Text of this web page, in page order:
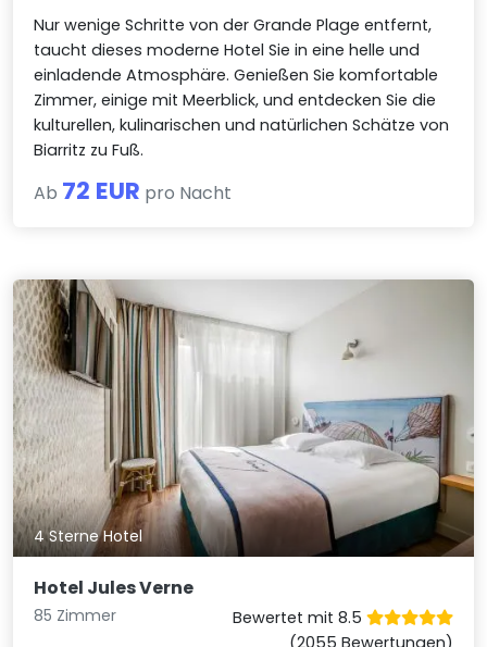
Nur wenige Schritte von der Grande Plage entfernt,
taucht dieses moderne Hotel Sie in eine helle und
einladende Atmosphäre. Genießen Sie komfortable
Zimmer, einige mit Meerblick, und entdecken Sie die
kulturellen, kulinarischen und natürlichen Schätze von
Biarritz zu Fuß.
Ab 72 EUR pro Nacht
4 Sterne Hotel
Hotel Jules Verne
85 Zimmer
Bewertet mit 8.5
(2055 Bewertungen)